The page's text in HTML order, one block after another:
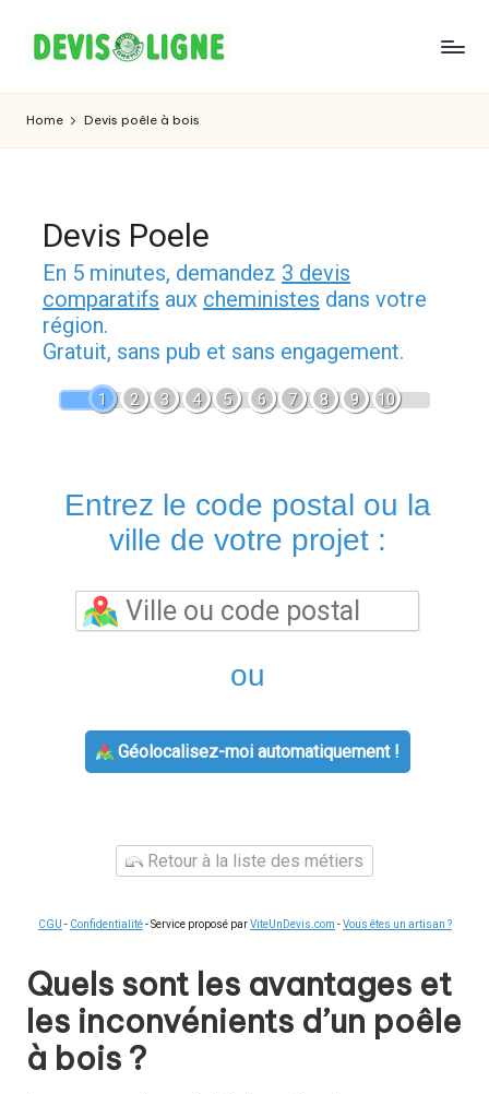
content
Home Devis poêle à bois
Devis Poele
En 5 minutes, demandez 3 devis
comparatifs aux cheministes dans votre
région.
Gratuit, sans pub et sans engagement.
1 2 3 4 5 6 7 8 9 10
Entrez le code postal ou la
ville de votre projet :
ou
Géolocalisez-moi automatiquement !
Retour à la liste des métiers
CGU - Confidentialité- Service proposé parViteUnDevis.com -Vous êtes un artisan ?
Quels sont les avantages et
les inconvénients d’un poêle
à bois ?